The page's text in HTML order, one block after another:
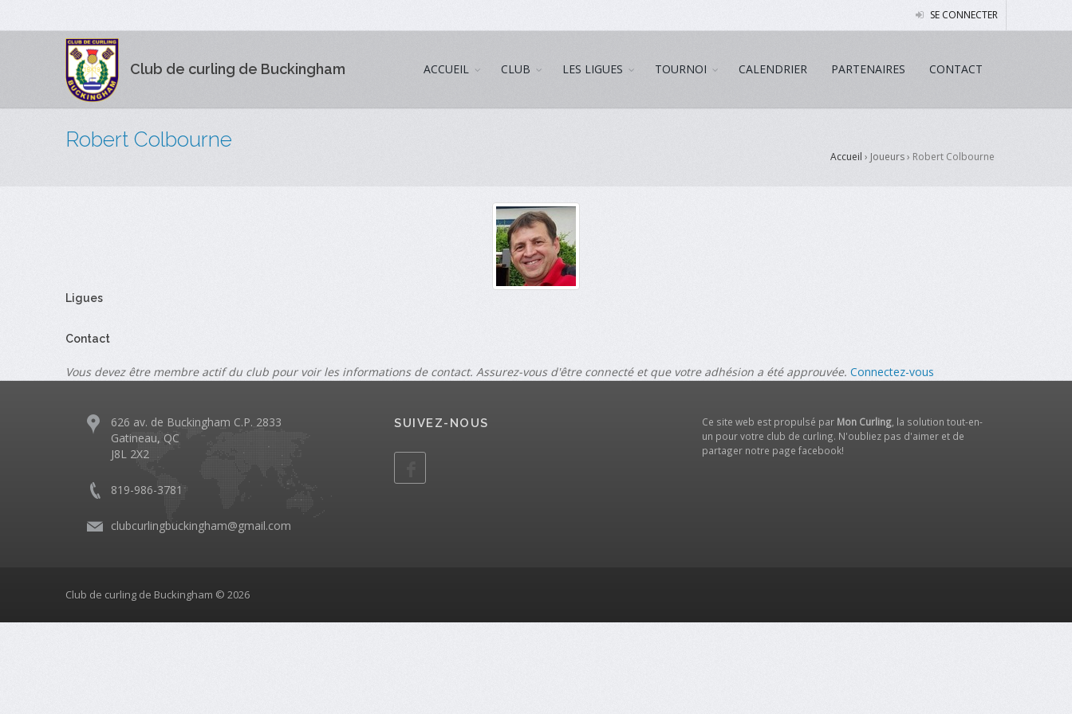
SE CONNECTER
Club de curling de Buckingham ACCUEIL CLUB LES LIGUES TOURNOI CALENDRIER PARTENAIRES CONTACT
Robert Colbourne
Accueil › Joueurs › Robert Colbourne
Ligues
Contact
Vous devez être membre actif du club pour voir les informations de contact. Assurez-vous d'être connecté et que votre adhésion a été approuvée. Connectez-vous
626 av. de Buckingham C.P. 2833
Gatineau, QC
J8L 2X2
819-986-3781
clubcurlingbuckingham@gmail.com
SUIVEZ-NOUS Ce site web est propulsé par Mon Curling, la solution tout-en-
un pour votre club de curling. N'oubliez pas d'aimer et de
partager notre page facebook!
Club de curling de Buckingham © 2026